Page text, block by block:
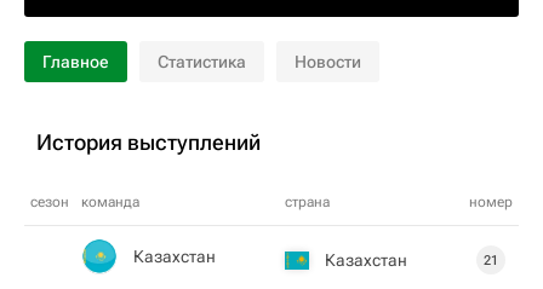
Главное Статистика Новости
История выступлений
сезон команда страна номер
Казахстан Казахстан 21